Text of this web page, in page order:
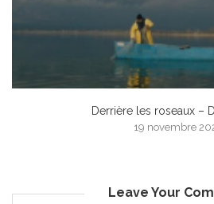
Derrière les roseaux –
19 novembre
Leave Your